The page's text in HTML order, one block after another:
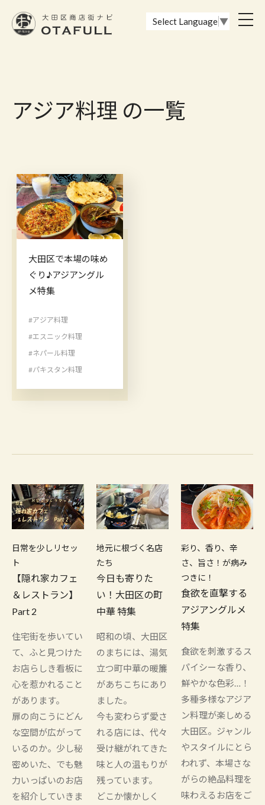
Select Language ▼
アジア料理 の一覧
大田区で本場の味め
ぐり♪アジアングル
メ特集
#アジア料理
#エスニック料理
#ネパール料理
#パキスタン料理
日常を少しリセッ
ト
【隠れ家カフェ
＆レストラン】
Part 2
住宅街を歩いてい
て、ふと見つけた
お店らしき看板に
心を惹かれること
があります。
扉の向こうにどん
な空間が広がって
いるのか。少し秘
密めいた、でも魅
力いっぱいのお店
を紹介していきま
地元に根づく名店
たち
今日も寄りた
い！大田区の町
中華 特集
昭和の頃、大田区
のまちには、湯気
立つ町中華の暖簾
があちこちにあり
ました。
今も変わらず愛さ
れる店には、代々
受け継がれてきた
味と人の温もりが
残っています。
どこか懐かしく
彩り、香り、辛
さ、旨さ！が病み
つきに！
食欲を直撃する
アジアングルメ
特集
食欲を刺激するス
パイシーな香り、
鮮やかな色彩…！
多種多様なアジア
ン料理が楽しめる
大田区。ジャンル
やスタイルにとら
われず、本場さな
がらの絶品料理を
味わえるお店をご